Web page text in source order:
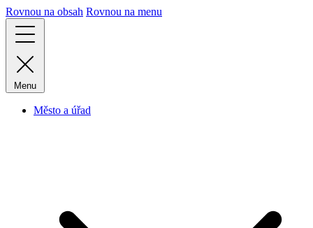
Rovnou na obsah Rovnou na menu
Menu
Město a úřad